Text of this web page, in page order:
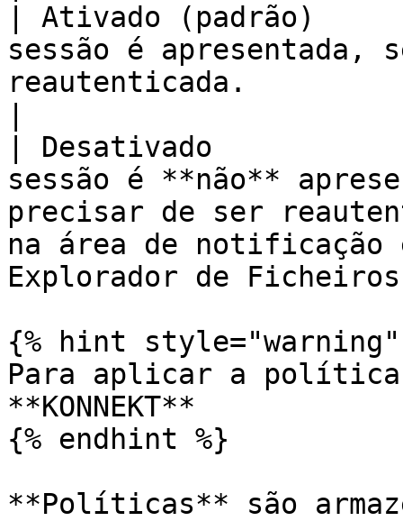
| Ativado (padrão)
sessão é apresentada,
reautenticada.
| Desativado
sessão é **não**
precisar de ser
na área de notificação e
Explorador de
{% hint style="warning"
Para aplicar a
**KONNEKT**
{% endhint %}
**Políticas** são